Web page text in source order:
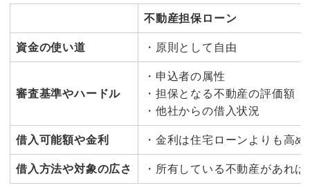
不動産担保ローン
資金の使い道 ・原則として自由
審査基準やハードル
・申込者の属性
・担保となる不動産の評価額
・他社からの借入状況
借入可能額や金利 ・金利は住宅ローンよりも高
借入方法や対象の広さ ・所有している不動産があれ